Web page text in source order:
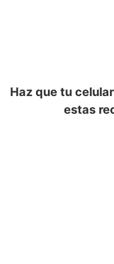
Haz que tu
estas